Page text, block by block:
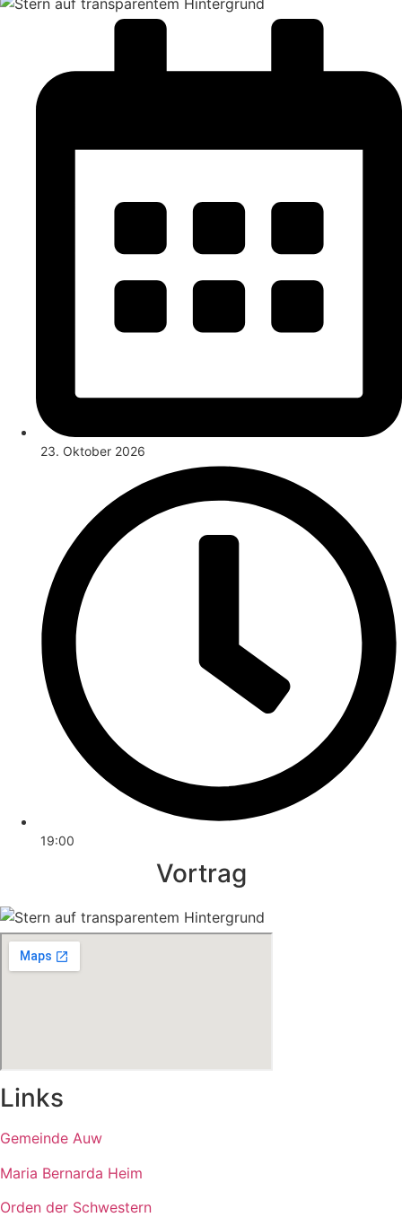
23. Oktober 2026
19:00
Vortrag
Links
Gemeinde Auw
Maria Bernarda Heim
Orden der Schwestern